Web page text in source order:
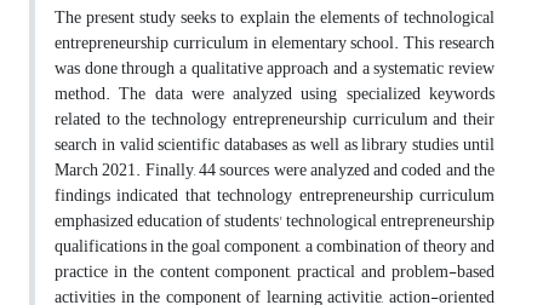
The present study seeks to explain the elements of technological
entrepreneurship curriculum in elementary school. This research
was done through a qualitative approach and a systematic review
method. The data were analyzed using specialized keywords
related to the technology entrepreneurship curriculum and their
search in valid scientific databases as well as library studies until
March 2021. Finally, 44 sources were analyzed and coded and the
findings indicated that technology entrepreneurship curriculum
emphasized education of students' technological entrepreneurship
qualifications in the goal component, a combination of theory and
practice in the content component, practical and problem-based
activities in the component of learning activitie, action-oriented